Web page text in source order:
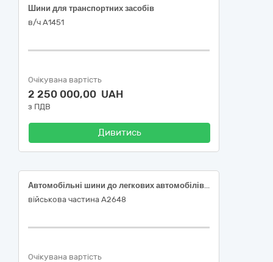
Шини для транспортних засобів
в/ч А1451
Очікувана вартість
2 250 000,00 UAH
з ПДВ
Дивитись
Автомобільні шини до легкових автомобілів та автофургонів
військова частина А2648
Очікувана вартість